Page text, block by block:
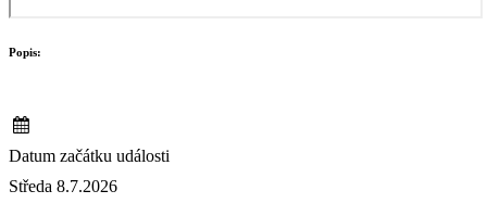
Popis:
Datum začátku události
Středa 8.7.2026